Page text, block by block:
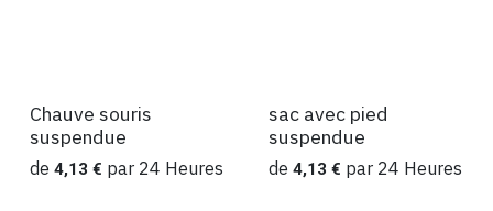
Chauve souris
suspendue
de 4,13 € par 24 Heures
sac avec pied
suspendue
de 4,13 € par 24 Heures